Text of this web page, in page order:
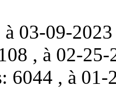
à 03-09-
, à 02-
6044 , à